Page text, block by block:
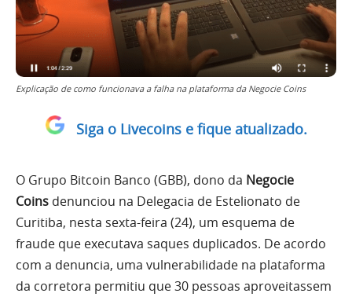
Explicação de como funcionava a falha na plataforma da Negocie Coins
Siga o Livecoins e fique atualizado.
O Grupo Bitcoin Banco (GBB), dono da Negocie
Coins denunciou na Delegacia de Estelionato de
Curitiba, nesta sexta-feira (24), um esquema de
fraude que executava saques duplicados. De acordo
com a denuncia, uma vulnerabilidade na plataforma
da corretora permitiu que 30 pessoas aproveitassem